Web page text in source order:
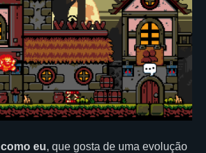
eu, que gosta de uma evolução